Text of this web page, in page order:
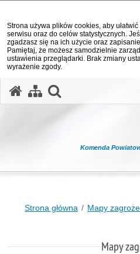
Strona używa plików cookies, aby
serwisu oraz do celów statystycznych.
zgadzasz się na ich użycie oraz
Pamiętaj, że możesz samodzielnie
ustawienia przeglądarki. Brak zmiany
wyrażenie zgody.
Komenda
Strona główna Mapy
Mapy